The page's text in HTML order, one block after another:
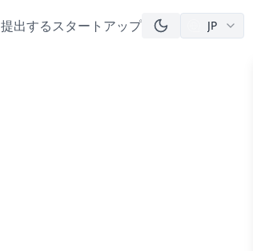
提出するスタートアップ JP